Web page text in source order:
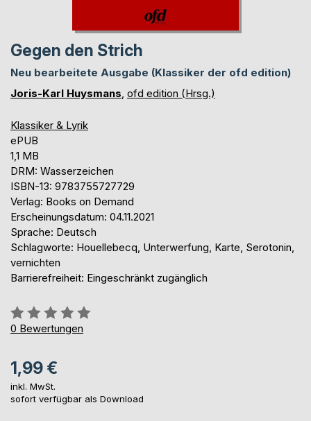
Gegen den Strich
Neu bearbeitete Ausgabe (Klassiker der ofd edition)
Joris-Karl Huysmans ofd edition (Hrsg.)
Klassiker & Lyrik
ePUB
1,1 MB
DRM: Wasserzeichen
ISBN-13: 9783755727729
Verlag: Books on Demand
Erscheinungsdatum: 04.11.2021
Sprache: Deutsch
Schlagworte: Houellebecq, Unterwerfung, Karte, Serotonin,
vernichten
Barrierefreiheit: Eingeschränkt zugänglich
Bewertung::
0%
0 Bewertungen
1,99 €
inkl. MwSt.
sofort verfügbar als Download